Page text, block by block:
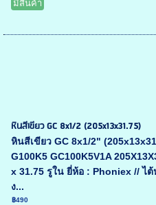
มีสินค้า
หินสีเขียว GC 8x1/2 (205x13x31.75)
หินสีเขียว GC 8x1/2"
G100K5 GC100K5V1A
x 31.75 รูใน ยี่ห้อ : Phoniex // ไ
ง...
฿490